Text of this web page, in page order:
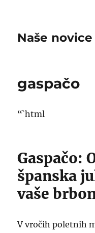
Naše novice
gaspačo
“`html
Gaspačo:
španska
vaše
V vročih poletnih